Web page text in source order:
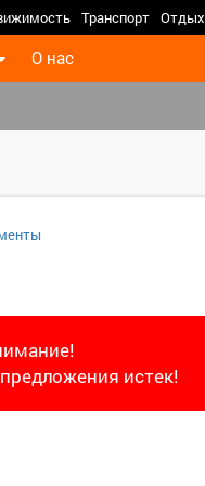
Транспорт Отдых
О нас
истек!